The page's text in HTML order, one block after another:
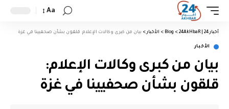
Aa
أخبار 24 | 24AkHbaR >
Blog
> الأخبار > بيان من كبرى وكالات الإعلام: قلقون بشأن صحفيينا في غزة
الأخبار
بيان من كبرى وكالات الإعلام:
قلقون بشأن صحفيينا في غزة